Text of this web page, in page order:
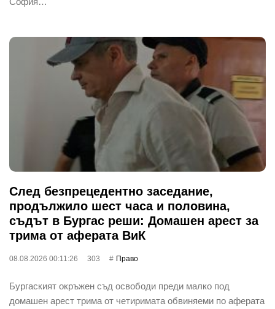
След безпрецедентно заседание,
продължило шест часа и половина,
съдът в Бургас реши: Домашен арест за
трима от аферата ВиК
08.08.2026 00:11:26 303 Право
Бургаският окръжен съд освободи преди малко под
домашен арест трима от четиримата обвиняеми по аферата